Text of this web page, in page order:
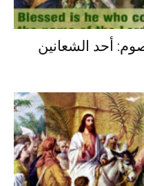
أحد الشعانين